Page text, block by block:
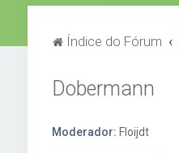
Índice do Fórum
Dobermann
Moderador: Floijdt